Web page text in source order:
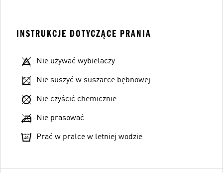
INSTRUKCJE DOTYCZĄCE PRANIA
Nie używać wybielaczy
Nie suszyć w suszarce bębnowej
Nie czyścić chemicznie
Nie prasować
Prać w pralce w letniej wodzie